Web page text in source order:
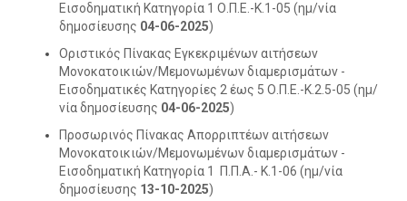
Εισοδηματική Κατηγορία 1 Ο.Π.Ε.-Κ.1-05 (ημ/νία
δημοσίευσης 04-06-2025)
Οριστικός Πίνακας Εγκεκριμένων αιτήσεων
Μονοκατοικιών/Μεμονωμένων διαμερισμάτων -
Εισοδηματικές Κατηγορίες 2 έως 5 Ο.Π.Ε.-Κ.2.5-05 (ημ/
νία δημοσίευσης 04-06-2025)
Προσωρινός Πίνακας Απορριπτέων αιτήσεων
Μονοκατοικιών/Μεμονωμένων διαμερισμάτων -
Εισοδηματική Κατηγορία 1 Π.Π.Α.- Κ.1-06 (ημ/νία
δημοσίευσης 13-10-2025)